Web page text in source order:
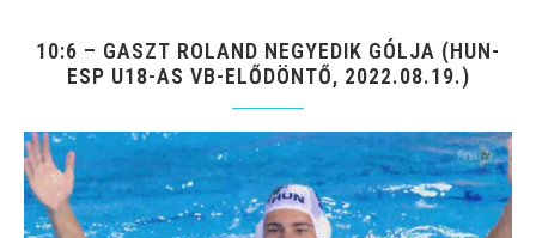
10:6 – GASZT ROLAND NEGYEDIK GÓLJA (HUN-
ESP U18-AS VB-ELŐDÖNTŐ, 2022.08.19.)